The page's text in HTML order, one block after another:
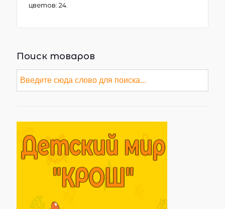
цветов: 24.
Поиск товаров